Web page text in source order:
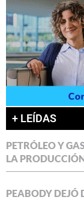
+ LEÍDAS
PETRÓLEO Y
LA
PEABODY DEJÓ